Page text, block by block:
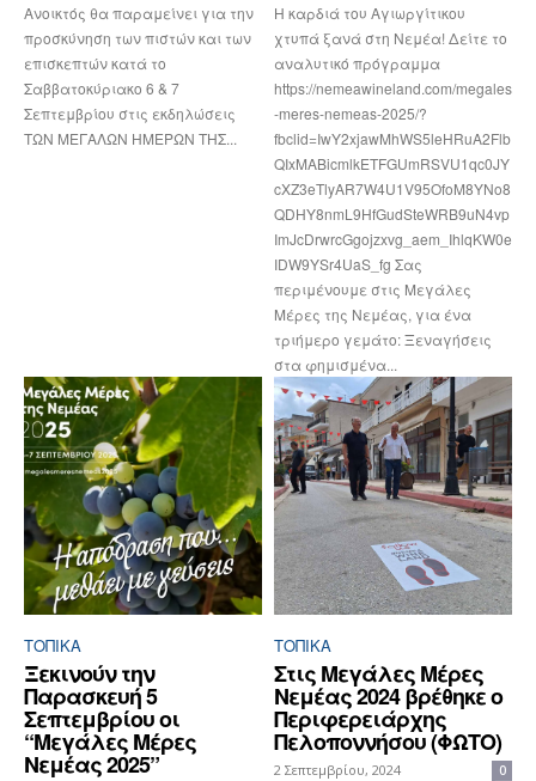
Ανοικτός θα παραμείνει για την
προσκύνηση των πιστών και των
επισκεπτών κατά το
Σαββατοκύριακο 6 & 7
Σεπτεμβρίου στις εκδηλώσεις
ΤΩΝ ΜΕΓΑΛΩΝ ΗΜΕΡΩΝ ΤΗΣ...
Η καρδιά του Αγιωργίτικου
χτυπά ξανά στη Νεμέα! Δείτε το
αναλυτικό πρόγραμμα
https://nemeawineland.com/megales
-meres-nemeas-2025/?
fbclid=IwY2xjawMhWS5leHRuA2Flb
QIxMABicmlkETFGUmRSVU1qc0JY
cXZ3eTlyAR7W4U1V95OfoM8YNo8
QDHY8nmL9HfGudSteWRB9uN4vp
ImJcDrwrcGgojzxvg_aem_IhlqKW0e
IDW9YSr4UaS_fg Σας
περιμένουμε στις Μεγάλες
Μέρες της Νεμέας, για ένα
τριήμερο γεμάτο: Ξεναγήσεις
στα φημισμένα...
ΤΟΠΙΚΑ
Ξεκινούν την
Παρασκευή 5
Σεπτεμβρίου οι
“Μεγάλες Μέρες
Νεμέας 2025”
ΤΟΠΙΚΑ
Στις Μεγάλες Μέρες
Νεμέας 2024 βρέθηκε ο
Περιφερειάρχης
Πελοποννήσου (ΦΩΤΟ)
2 Σεπτεμβρίου, 2024 0